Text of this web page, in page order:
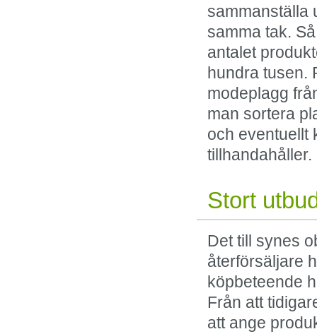
sammanställa
samma tak.
antalet
hundra tusen.
modeplagg
man sortera
och eventuellt
tillhandahåller.
Stort
Det till synes
återförsäljare
köpbeteende
Från att
att ange